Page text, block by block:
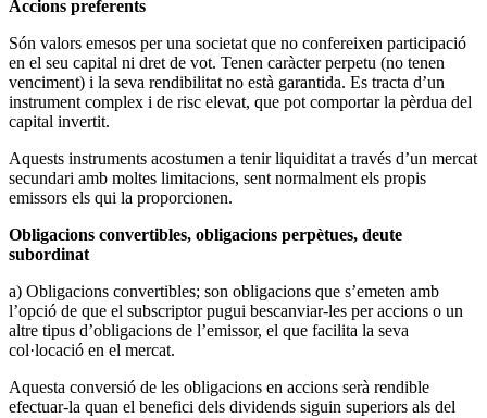
Accions preferents
Són valors emesos per una societat que no confereixen participació
en el seu capital ni dret de vot. Tenen caràcter perpetu (no tenen
venciment) i la seva rendibilitat no està garantida. Es tracta d’un
instrument complex i de risc elevat, que pot comportar la pèrdua del
capital invertit.
Aquests instruments acostumen a tenir liquiditat a través d’un mercat
secundari amb moltes limitacions, sent normalment els propis
emissors els qui la proporcionen.
Obligacions convertibles, obligacions perpètues, deute
subordinat
a) Obligacions convertibles; son obligacions que s’emeten amb
l’opció de que el subscriptor pugui bescanviar-les per accions o un
altre tipus d’obligacions de l’emissor, el que facilita la seva
col·locació en el mercat.
Aquesta conversió de les obligacions en accions serà rendible
efectuar-la quan el benefici dels dividends siguin superiors als del